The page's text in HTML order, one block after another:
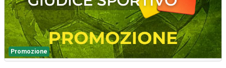
Promozione